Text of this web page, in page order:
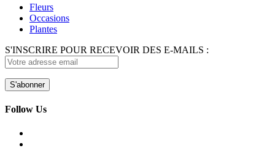
Fleurs
Occasions
Plantes
S'INSCRIRE POUR RECEVOIR DES E-MAILS :
Follow Us